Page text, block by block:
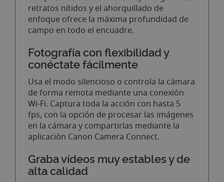
retratos nítidos y el ahorquillado de
enfoque ofrece la máxima profundidad de
campo en todo el encuadre.
Fotografía con flexibilidad y
conéctate fácilmente
Usa el modo silencioso o controla la cámara
de forma remota mediante una conexión
Wi-Fi. Captura toda la acción con hasta 5
fps, con la opción de procesar las imágenes
en la cámara y compartirlas mediante la
aplicación Canon Camera Connect.
Graba vídeos muy estables y de
alta calidad